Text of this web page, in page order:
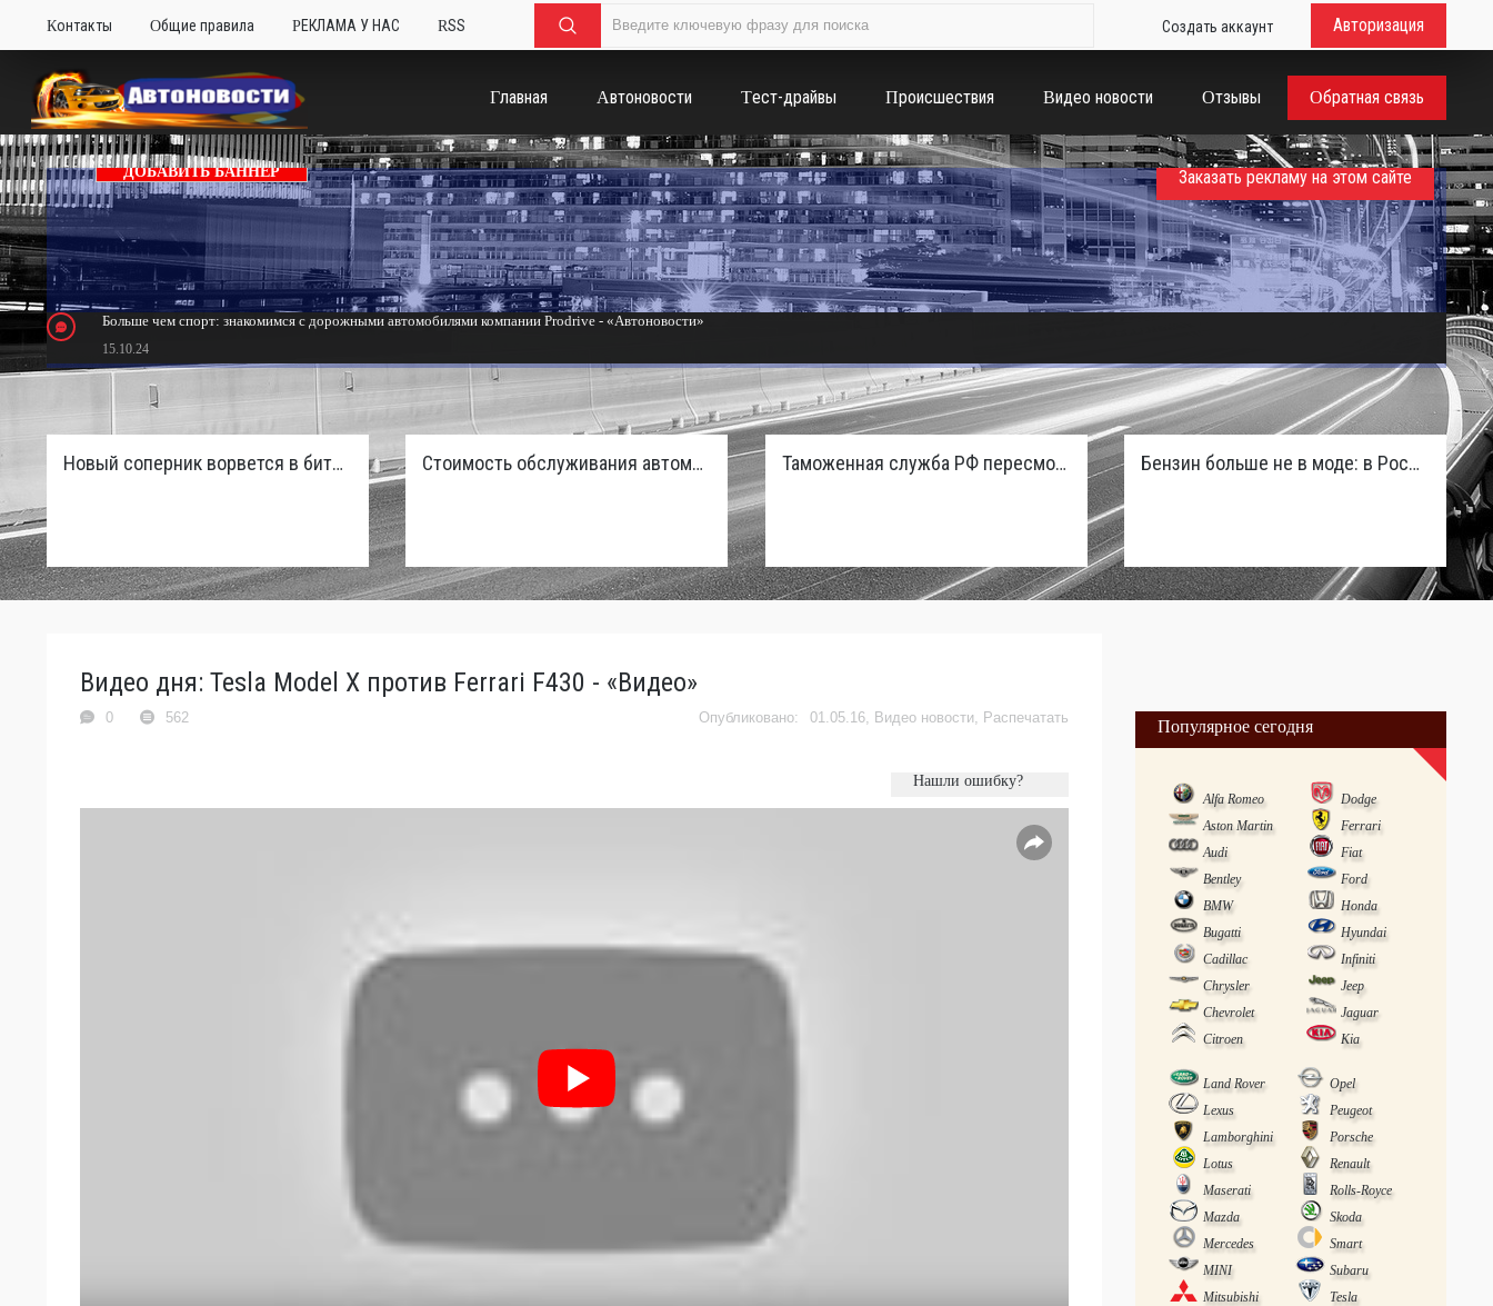
Контакты Общие правила РЕКЛАМА У НАС RSS Создать аккаунт Авторизация
Главная Автоновости Тест-драйвы Происшествия Видео новости Отзывы Обратная связь
ДОБАВИТЬ БАННЕР
Больше чем спорт: знакомимся с дорожными автомобилями компании Prodrive - «Автоновости»
15.10.24
Тюнинг Mitsubishi Eclipse. Самый быстрый передний привод России с бензиновым мотором - «Тюнинг и автоспорт»
Заказать рекламу на этом сайте
Новый соперник ворвется в битву пикапов: Sinotruk S7 с дизелем и 4×4 готовят к старту в России Стоимость обслуживания автомобилей в России вырастет из-за дефицита кадров Таможенная служба РФ пересмотрела правила ввоза машин из ЕАЭС и начисляет пени покупателям Бензин больше не в моде: в России зафиксирован взрывной отказ от двигателей внутреннего сгорания
Видео дня: Tesla Model X против Ferrari F430 - «Видео»
01.05.16, Видео новости, Распечатать
0 562
Нашли ошибку?
Популярное сегодня
Alfa Romeo
Dodge
Aston Martin
Ferrari
Audi
Fiat
Bentley
Ford
BMW
Honda
Bugatti
Hyundai
Cadillac
Infiniti
Chrysler
Jeep
Chevrolet
Jaguar
Citroen
Kia
Land Rover
Opel
Lexus
Peugeot
Lamborghini
Porsche
Lotus
Renault
Maserati
Rolls-Royce
Mazda
Skoda
Mercedes
Smart
MINI
Subaru
Mitsubishi
Tesla